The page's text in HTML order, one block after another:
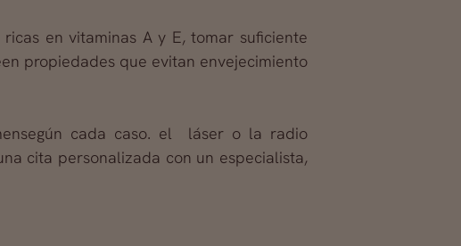
en vitaminas A y E, tomar suficiente
propiedades que evitan envejecimiento
cada caso. el láser o la radio
cita personalizada con un especialista,